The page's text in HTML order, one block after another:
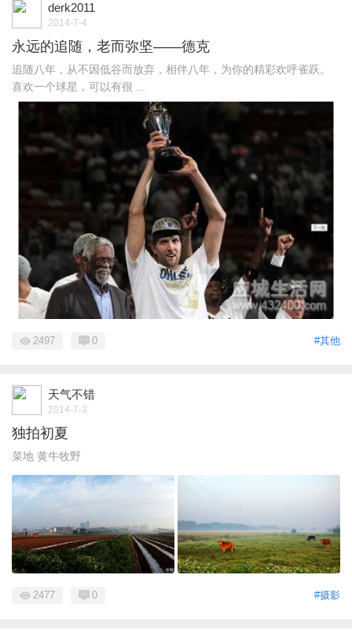
derk2011
2014-7-4
永远的追随，老而弥坚——德克
追随八年，从不因低谷而放弃，相伴八年，为你的精彩欢呼雀跃。
喜欢一个球星，可以有很 ...
#其他
2497 0
天气不错
2014-7-3
独拍初夏
菜地 黄牛牧野
#摄影
2477 0